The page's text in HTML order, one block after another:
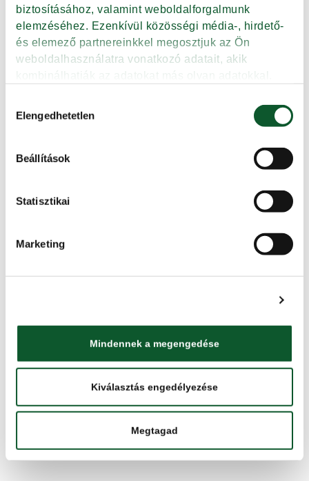
biztosításához, valamint weboldalforgalmunk
elemzéséhez. Ezenkívül közösségi média-, hirdető-
és elemező partnereinkkel megosztjuk az Ön
weboldalhasználatra vonatkozó adatait, akik
kombinálhatják az adatokat más olyan adatokkal,
Adatkezelési tájékoztató
kiválasztása
Elengedhetetlen
Beállítások
Statisztikai
Marketing
Mindennek a megengedése
Kiválasztás engedélyezése
Megtagad